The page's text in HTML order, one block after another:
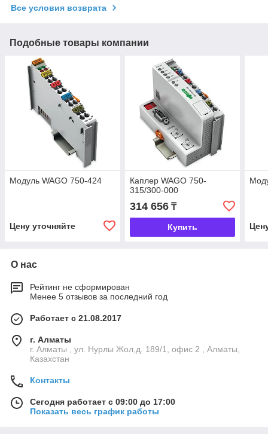
Все условия возврата
Подобные товары компании
Модуль WAGO 750-424
Цену уточняйте
Каплер WAGO 750-
315/300-000
314 656₸
Купить
О нас
Рейтинг не сформирован
Менее 5 отзывов за последний год
Работает с 21.08.2017
г. Алматы
г. Алматы , ул. Нурлы Жол,д. 189/1, офис 2 , Алматы,
Казахстан
Контакты
Сегодня работает с 09:00 до 17:00
Показать весь график работы